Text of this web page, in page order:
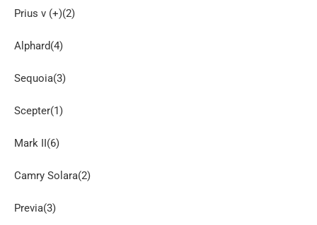
Prius v (+)(2)
Alphard(4)
Sequoia(3)
Scepter(1)
Mark II(6)
Camry Solara(2)
Previa(3)